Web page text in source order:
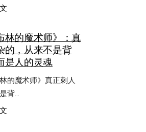
：
最
怕
的，
不
是
忙，
而
是
林的魔术师》：真
的，从来不是背
是人的灵魂
林的魔术师》真正刺人
背…
：